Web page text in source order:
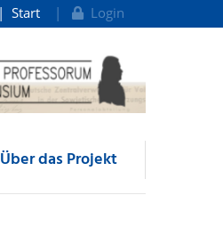
Start Login
Über das Projekt